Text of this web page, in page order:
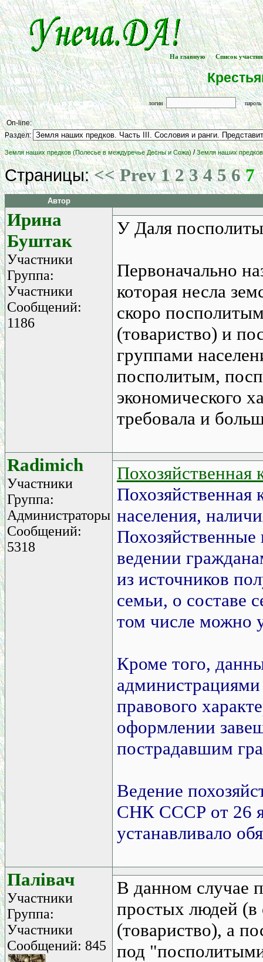
[На главную ] -- [ Список
логин
On-line:
Раздел:
Земля наших предков (Полесье в междуречье Десны и Сожа)/Земля наших
Страницы:<< Prev 1 2 3 4 5 6 7
Автор
Ирина
Буштак
Участники
Группа:
Участники
Сообщений:
1186
У Даля
Первоначально
которая несла
скоро
(товариство) и
группами
посполитым,
экономического
требовала и
Radimich
Участники
Группа:
Администраторы
Сообщений:
5318
Похозяйственная
Похозяйственная
населения,
ведении
из источников
семьи, о составе
том числе можно
Кроме того,
правового
оформлении
пострадавшим
Ведение
СНК СССР от 26
устанавливало
Палівач
Участники
Группа:
Участники
Сообщений: 845
В данном случае
простых людей (в
(товариство), а
под